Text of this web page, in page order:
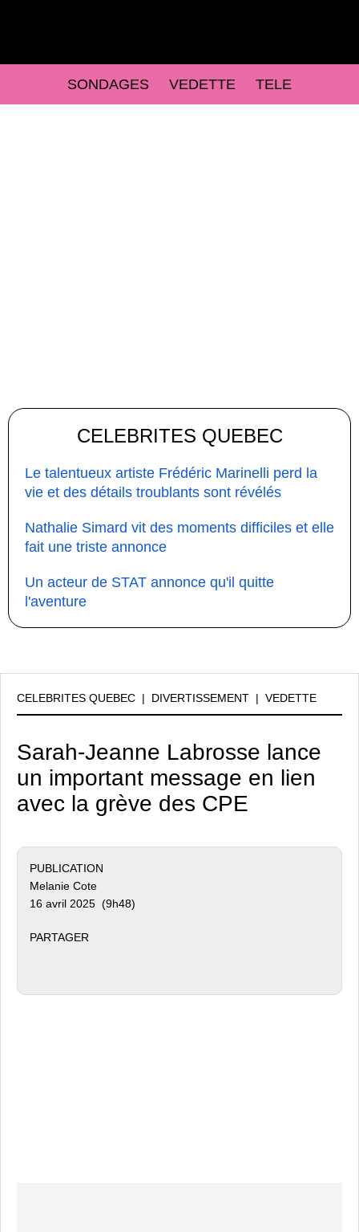
SONDAGES VEDETTE TELE
CELEBRITES QUEBEC
Le talentueux artiste Frédéric Marinelli perd la
vie et des détails troublants sont révélés
Nathalie Simard vit des moments difficiles et elle
fait une triste annonce
Un acteur de STAT annonce qu'il quitte
l'aventure
CELEBRITES QUEBEC | DIVERTISSEMENT | VEDETTE
Sarah-Jeanne Labrosse lance
un important message en lien
avec la grève des CPE
PUBLICATION
Melanie Cote
16 avril 2025 (9h48)
PARTAGER